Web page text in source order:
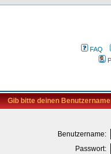
FAQ
Gib bitte deinen
Benutzername:
Passwort: